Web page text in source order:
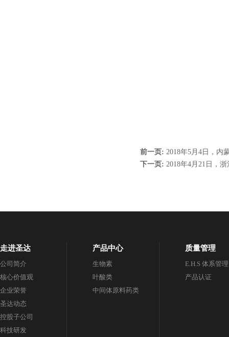
前一页: 2018年5月4日，内
下一页: 2018年4月21日，
走进圣达
公司简介
核心价值观
企业荣誉
圣达动态
控股子公司
科技研发
产品中心
生物素
叶酸类
中间体原料药类
质量管理
E.H.S 体系管理
产品认证